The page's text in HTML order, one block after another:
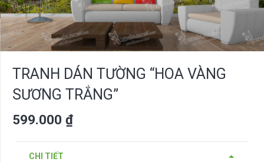
TRANH DÁN TƯỜNG “HOA VÀNG
SƯƠNG TRẮNG”
599.000 ₫
CHI TIẾT